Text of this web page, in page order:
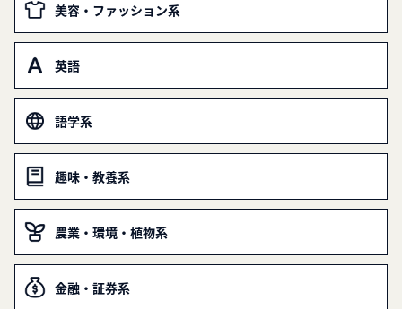
美容・ファッション系
英語
語学系
趣味・教養系
農業・環境・植物系
金融・証券系